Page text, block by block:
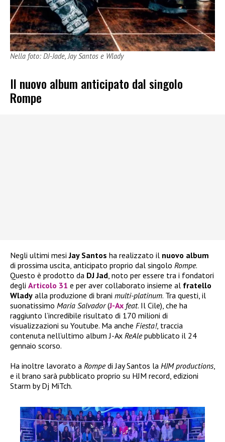
Nella foto: DJ-Jade, Jay Santos e Wlady
Il nuovo album anticipato dal singolo
Rompe
Negli ultimi mesiJay Santos ha realizzato il nuovo album
di prossima uscita, anticipato proprio dal singolo Rompe.
Questo è prodotto da DJ Jad , noto per essere tra i fondatori
degli Articolo 31 e per aver collaborato insieme al fratello
Wlady alla produzione di brani multi-platinum. Tra questi, il
suonatissimo Maria Salvador(J-Ax feat. Il Cile), che ha
raggiunto l’incredibile risultato di 170 milioni di
visualizzazioni su Youtube. Ma anche Fiesta!, traccia
contenuta nell’ultimo album J-Ax ReAlepubblicato il 24
gennaio scorso.
Ha inoltre lavorato a Rompedi Jay Santos la HJM productions,
e il brano sarà pubblicato proprio su HJM record, edizioni
Starm by Dj MiTch.